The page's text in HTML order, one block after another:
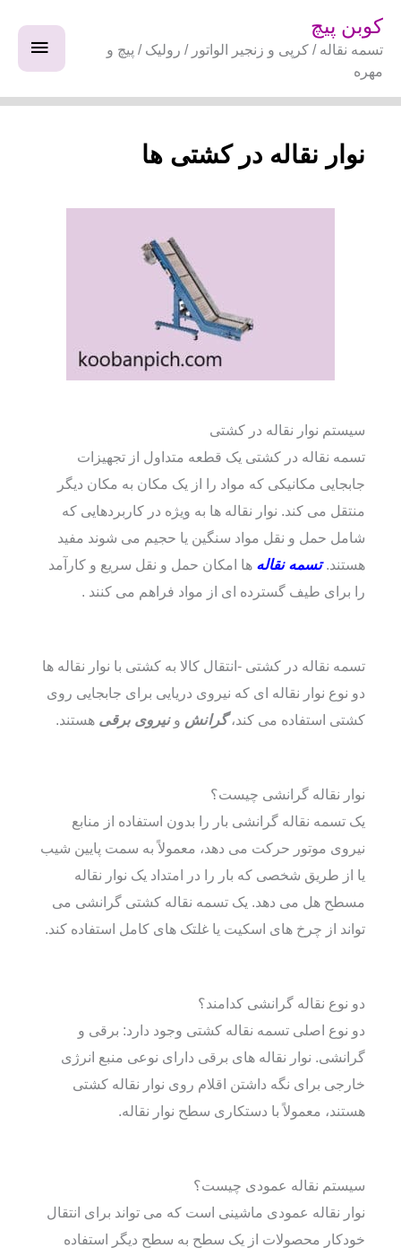
کوبن پیچ
تسمه نقاله / کرپی و زنجیر الواتور / رولیک / پیچ و
مهره
نوار نقاله در کشتی ها
سیستم نوار نقاله در کشتی
تسمه نقاله در کشتی یک قطعه متداول از تجهیزات
جابجایی مکانیکی که مواد را از یک مکان به مکان دیگر
منتقل می کند. نوار نقاله ها به ویژه در کاربردهایی که
شامل حمل و نقل مواد سنگین یا حجیم می شوند مفید
هستند.تسمه نقاله ها امکان حمل و نقل سریع و کارآمد
را برای طیف گسترده ای از مواد فراهم می کنند .
تسمه نقاله در کشتی -انتقال کالا به کشتی با نوار نقاله ها
دو نوع نوار نقاله ای که نیروی دریایی برای جابجایی روی
کشتی استفاده می کند،گرانش ونیروی برقی هستند.
نوار نقاله گرانشی چیست؟
یک تسمه نقاله گرانشی بار را بدون استفاده از منابع
نیروی موتور حرکت می دهد، معمولاً به سمت پایین شیب
یا از طریق شخصی که بار را در امتداد یک نوار نقاله
مسطح هل می دهد. یک تسمه نقاله کشتی گرانشی می
تواند از چرخ های اسکیت یا غلتک های کامل استفاده کند.
دو نوع نقاله گرانشی کدامند؟
دو نوع اصلی تسمه نقاله کشتی وجود دارد: برقی و
گرانشی. نوار نقاله های برقی دارای نوعی منبع انرژی
خارجی برای نگه داشتن اقلام روی نوار نقاله کشتی
هستند، معمولاً با دستکاری سطح نوار نقاله.
سیستم نقاله عمودی چیست؟
نوار نقاله عمودی ماشینی است که می تواند برای انتقال
خودکار محصولات از یک سطح به سطح دیگر استفاده